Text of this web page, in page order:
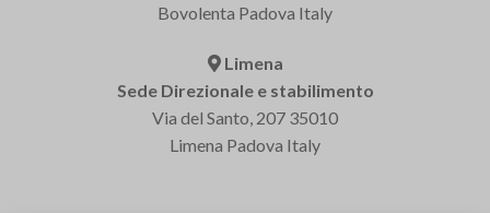
Bovolenta Padova Italy
Limena
Sede Direzionale e stabilimento
Via del Santo, 207 35010
Limena Padova Italy